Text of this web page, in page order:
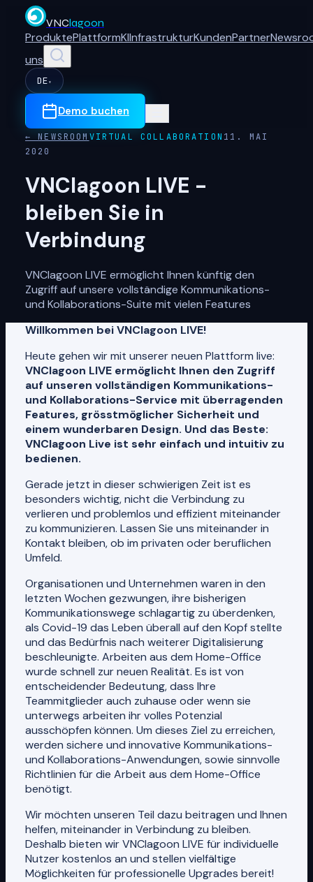
VNClagoon
ProduktePlattformKIInfrastrukturKundenPartner
uns
DE ▾
Demo buchen
← NEWSROOM VIRTUAL COLLABORATION 11. MAI
2020
VNClagoon LIVE -
bleiben Sie in
Verbindung
VNClagoon LIVE ermöglicht Ihnen künftig den
Zugriff auf unsere vollständige Kommunikations-
und Kollaborations-Suite mit vielen Features
Willkommen bei VNClagoon LIVE!
Heute gehen wir mit unserer neuen Plattform live:
VNClagoon LIVE ermöglicht Ihnen den Zugriff
auf unseren vollständigen Kommunikations-
und Kollaborations-Service mit überragenden
Features, grösstmöglicher Sicherheit und
einem wunderbaren Design. Und das Beste:
VNClagoon Live ist sehr einfach und intuitiv zu
bedienen.
Gerade jetzt in dieser schwierigen Zeit ist es
besonders wichtig, nicht die Verbindung zu
verlieren und problemlos und effizient miteinander
zu kommunizieren. Lassen Sie uns miteinander in
Kontakt bleiben, ob im privaten oder beruflichen
Umfeld.
Organisationen und Unternehmen waren in den
letzten Wochen gezwungen, ihre bisherigen
Kommunikationswege schlagartig zu überdenken,
als Covid-19 das Leben überall auf den Kopf stellte
und das Bedürfnis nach weiterer Digitalisierung
beschleunigte. Arbeiten aus dem Home-Office
wurde schnell zur neuen Realität. Es ist von
entscheidender Bedeutung, dass Ihre
Teammitglieder auch zuhause oder wenn sie
unterwegs arbeiten ihr volles Potenzial
ausschöpfen können. Um dieses Ziel zu erreichen,
werden sichere und innovative Kommunikations-
und Kollaborations-Anwendungen, sowie sinnvolle
Richtlinien für die Arbeit aus dem Home-Office
benötigt.
Wir möchten unseren Teil dazu beitragen und Ihnen
helfen, miteinander in Verbindung zu bleiben.
Deshalb bieten wir VNClagoon LIVE für individuelle
Nutzer kostenlos an und stellen vielfältige
Möglichkeiten für professionelle Upgrades bereit!